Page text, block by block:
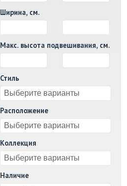
Ширина, см.
Макс. высота подвешивания, см.
Стиль
Расположение
Коллекция
Наличие